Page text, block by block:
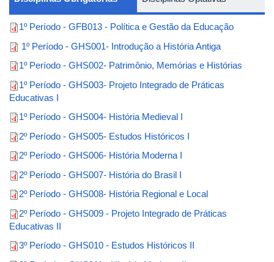
1º Período - GFB013 - Política e Gestão da Educação
1º Período - GHS001- Introdução a História Antiga
1º Período - GHS002- Patrimônio, Memórias e Histórias
1º Período - GHS003- Projeto Integrado de Práticas
Educativas I
1º Período - GHS004- História Medieval I
2º Período - GHS005- Estudos Históricos I
2º Período - GHS006- História Moderna I
2º Período - GHS007- História do Brasil I
2º Período - GHS008- História Regional e Local
2º Período - GHS009 - Projeto Integrado de Práticas
Educativas II
3º Período - GHS010 - Estudos Históricos II